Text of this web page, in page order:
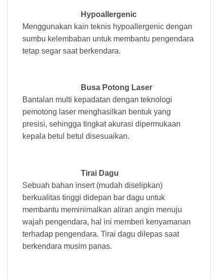
Hypoallergenic
Menggunakan kain teknis hypoallergenic dengan
sumbu kelembaban untuk membantu pengendara
tetap segar saat berkendara.
Busa Potong Laser
Bantalan multi kepadatan dengan teknologi
pemotong laser menghasilkan bentuk yang
presisi, sehingga tingkat akurasi dipermukaan
kepala betul betul disesuaikan.
Tirai Dagu
Sebuah bahan insert (mudah diselipkan)
berkualitas tinggi didepan bar dagu untuk
membantu meminimalkan aliran angin menuju
wajah pengendara, hal ini memberi kenyamanan
terhadap pengendara. Tirai dagu dilepas saat
berkendara musim panas.